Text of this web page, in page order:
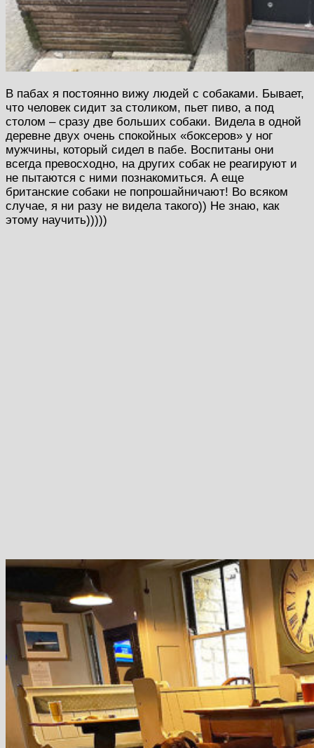
В пабах я постоянно вижу людей с собаками. Бывает,
что человек сидит за столиком, пьет пиво, а под
столом – сразу две больших собаки. Видела в одной
деревне двух очень спокойных «боксеров» у ног
мужчины, который сидел в пабе. Воспитаны они
всегда превосходно, на других собак не реагируют и
не пытаются с ними познакомиться. А еще
британские собаки не попрошайничают! Во всяком
случае, я ни разу не видела такого)) Не знаю, как
этому научить)))))